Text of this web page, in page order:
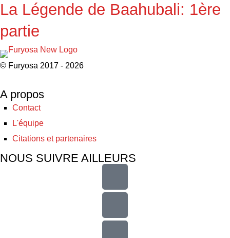
La Légende de Baahubali: 1ère
partie
© Furyosa 2017 - 2026
A propos
Contact
L'équipe
Citations et partenaires
NOUS SUIVRE AILLEURS